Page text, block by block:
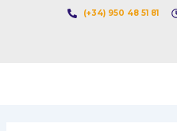
(+34) 950 48 51 81
Navegación